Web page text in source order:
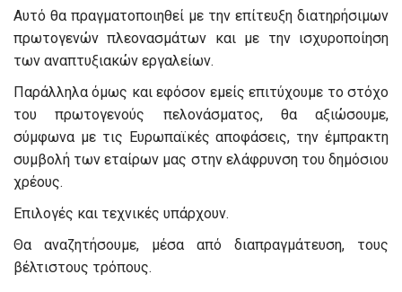
Αυτό θα πραγματοποιηθεί με την επίτευξη διατηρήσιμων
πρωτογενών πλεονασμάτων και με την ισχυροποίηση
των αναπτυξιακών εργαλείων.
Παράλληλα όμως και εφόσον εμείς επιτύχουμε το στόχο
του πρωτογενούς πελονάσματος, θα αξιώσουμε,
σύμφωνα με τις Ευρωπαϊκές αποφάσεις, την έμπρακτη
συμβολή των εταίρων μας στην ελάφρυνση του δημόσιου
χρέους.
Επιλογές και τεχνικές υπάρχουν.
Θα αναζητήσουμε, μέσα από διαπραγμάτευση, τους
βέλτιστους τρόπους.